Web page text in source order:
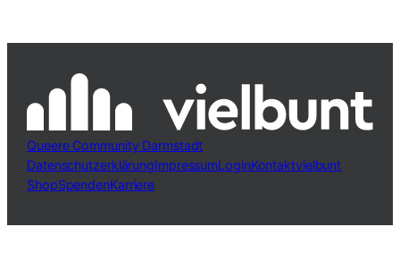
Queere Community Darmstadt
DatenschutzerklärungImpressumLoginKontaktvielbunt
ShopSpendenKarriere